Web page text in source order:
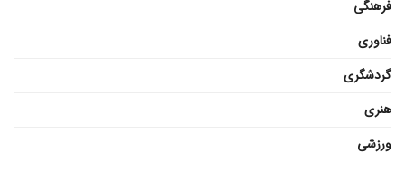
فرهنگی
فناوری
گردشگری
هنری
ورزشی